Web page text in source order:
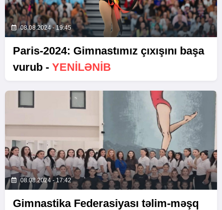
08.08.2024 - 19:45
Paris-2024: Gimnastımız çıxışını başa
vurub - YENİLƏNİB
08.08.2024 - 17:42
Gimnastika Federasiyası təlim-məşq